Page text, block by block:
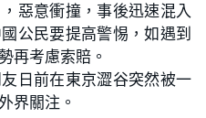
惡意衝撞，事後迅速混入
公民要提高警惕，如遇到
再考慮索賠。
日前在東京澀谷突然被一
界關注。